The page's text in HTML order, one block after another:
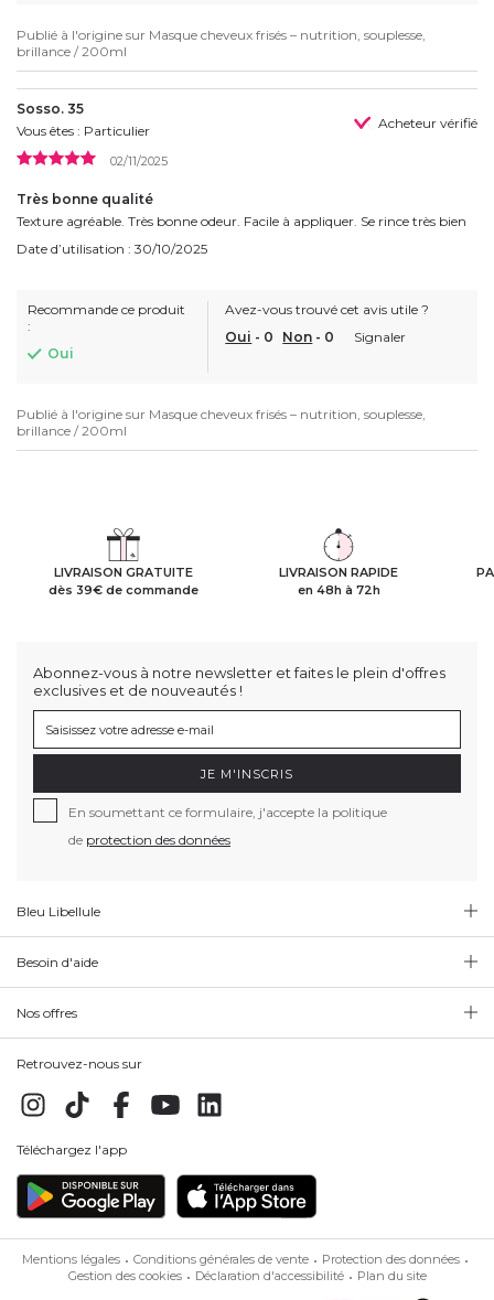
Publié à l'origine sur Masque cheveux frisés – nutrition, souplesse,
brillance / 200ml
Sosso. 35
Vous êtes : Particulier
Acheteur vérifié
02/11/2025
Très bonne qualité
Texture agréable. Très bonne odeur. Facile à appliquer. Se rince très bien
Date d’utilisation : 30/10/2025
Recommande ce produit
:
Oui
Avez-vous trouvé cet avis utile ?
Oui - 0 Non - 0 Signaler
Publié à l'origine sur Masque cheveux frisés – nutrition, souplesse,
brillance / 200ml
LIVRAISON GRATUITE
dès 39€ de commande
LIVRAISON RAPIDE
en 48h à 72h
Abonnez-vous à notre newsletter et faites le plein d'offres
exclusives et de nouveautés !
JE M'INSCRIS
En soumettant ce formulaire, j'accepte la politique
de protection des données
Bleu Libellule
Besoin d'aide
Nos offres
Retrouvez-nous sur
Téléchargez l'app
Mentions légales Conditions générales de vente
Protection des données
Gestion des cookies
Déclaration d'accessibilité Plan du site